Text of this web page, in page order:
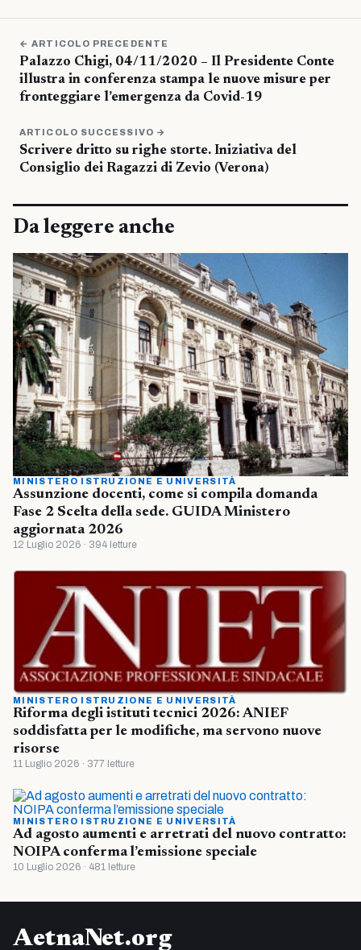
← ARTICOLO PRECEDENTE
Palazzo Chigi, 04/11/2020 – Il Presidente Conte
illustra in conferenza stampa le nuove misure per
fronteggiare l’emergenza da Covid-19
ARTICOLO SUCCESSIVO →
Scrivere dritto su righe storte. Iniziativa del
Consiglio dei Ragazzi di Zevio (Verona)
Da leggere anche
MINISTERO ISTRUZIONE E UNIVERSITÀ
Assunzione docenti, come si compila domanda
Fase 2 Scelta della sede. GUIDA Ministero
aggiornata 2026
12 Luglio 2026 · 394 letture
MINISTERO ISTRUZIONE E UNIVERSITÀ
Riforma degli istituti tecnici 2026: ANIEF
soddisfatta per le modifiche, ma servono nuove
risorse
11 Luglio 2026 · 377 letture
MINISTERO ISTRUZIONE E UNIVERSITÀ
Ad agosto aumenti e arretrati del nuovo contratto:
NOIPA conferma l’emissione speciale
10 Luglio 2026 · 481 letture
AetnaNet.org